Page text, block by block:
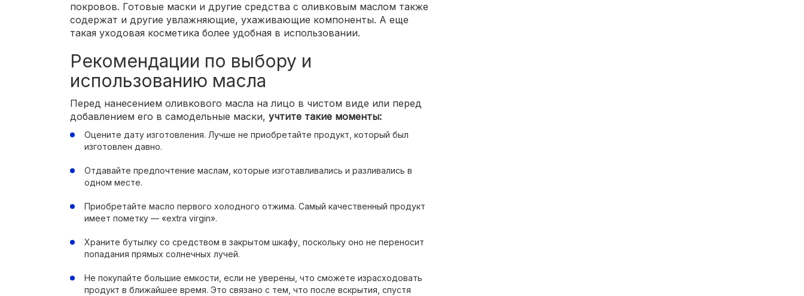
покровов. Готовые маски и другие средства с оливковым маслом также
содержат и другие увлажняющие, ухаживающие компоненты. А еще
такая уходовая косметика более удобная в использовании.
Рекомендации по выбору и
использованию масла
Перед нанесением оливкового масла на лицо в чистом виде или перед
добавлением его в самодельные маски, учтите такие моменты:
Оцените дату изготовления. Лучше не приобретайте продукт, который был
изготовлен давно.
Отдавайте предпочтение маслам, которые изготавливались и разливались в
одном месте.
Приобретайте масло первого холодного отжима. Самый качественный продукт
имеет пометку — «extra virgin».
Храните бутылку со средством в закрытом шкафу, поскольку оно не переносит
попадания прямых солнечных лучей.
Не покупайте большие емкости, если не уверены, что сможете израсходовать
продукт в ближайшее время. Это связано с тем, что после вскрытия, спустя